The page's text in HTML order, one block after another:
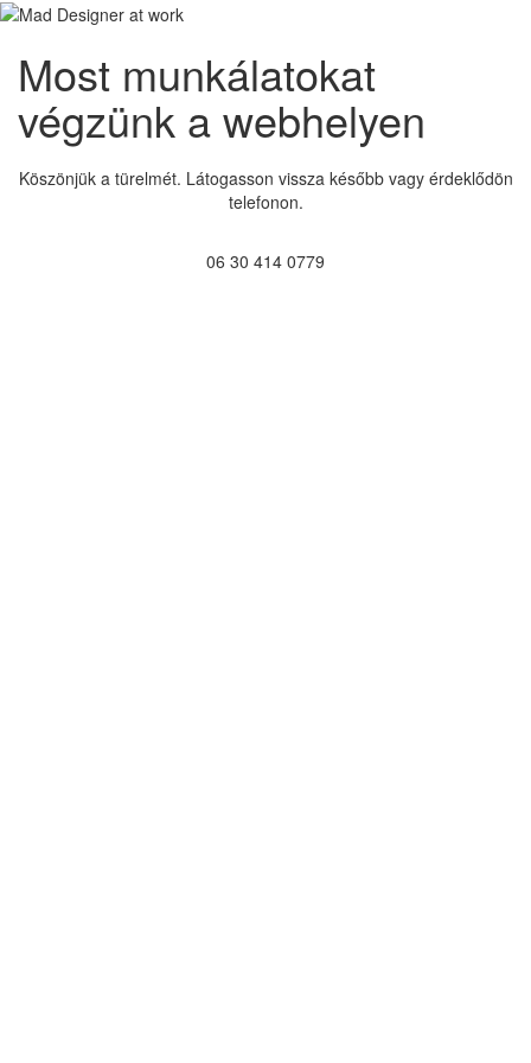
Most munkálatokat
végzünk a webhelyen
Köszönjük a türelmét. Látogasson vissza később vagy érdeklődön
telefonon.
06 30 414 0779